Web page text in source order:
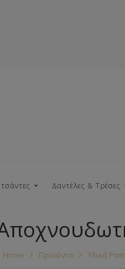
Δαντέλες & Τρέσες
Home Προϊόντα Υλικά